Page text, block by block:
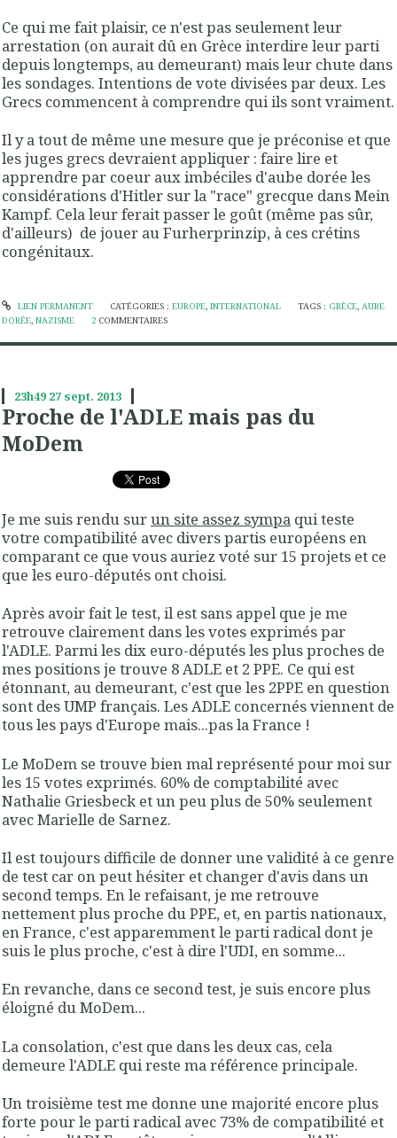
Ce qui me fait plaisir, ce n'est pas seulement leur
arrestation (on aurait dû en Grèce interdire leur parti
depuis longtemps, au demeurant) mais leur chute dans
les sondages. Intentions de vote divisées par deux. Les
Grecs commencent à comprendre qui ils sont vraiment.
Il y a tout de même une mesure que je préconise et que
les juges grecs devraient appliquer : faire lire et
apprendre par coeur aux imbéciles d'aube dorée les
considérations d'Hitler sur la "race" grecque dans Mein
Kampf. Cela leur ferait passer le goût (même pas sûr,
d'ailleurs) de jouer au Furherprinzip, à ces crétins
congénitaux.
LIEN PERMANENT CATÉGORIES : EUROPE, INTERNATIONAL TAGS : GRÈCE,AUBE
DORÉE, NAZISME 2 COMMENTAIRES
23h49 27 sept. 2013
Proche de l'ADLE mais pas du
MoDem
Je me suis rendu surun site assez sympa qui teste
votre compatibilité avec divers partis européens en
comparant ce que vous auriez voté sur 15 projets et ce
que les euro-députés ont choisi.
Après avoir fait le test, il est sans appel que je me
retrouve clairement dans les votes exprimés par
l'ADLE. Parmi les dix euro-députés les plus proches de
mes positions je trouve 8 ADLE et 2 PPE. Ce qui est
étonnant, au demeurant, c'est que les 2PPE en question
sont des UMP français. Les ADLE concernés viennent de
tous les pays d'Europe mais...pas la France !
Le MoDem se trouve bien mal représenté pour moi sur
les 15 votes exprimés. 60% de comptabilité avec
Nathalie Griesbeck et un peu plus de 50% seulement
avec Marielle de Sarnez.
Il est toujours difficile de donner une validité à ce genre
de test car on peut hésiter et changer d'avis dans un
second temps. En le refaisant, je me retrouve
nettement plus proche du PPE, et, en partis nationaux,
en France, c'est apparemment le parti radical dont je
suis le plus proche, c'est à dire l'UDI, en somme...
En revanche, dans ce second test, je suis encore plus
éloigné du MoDem...
La consolation, c'est que dans les deux cas, cela
demeure l'ADLE qui reste ma référence principale.
Un troisième test me donne une majorité encore plus
forte pour le parti radical avec 73% de compatibilité et